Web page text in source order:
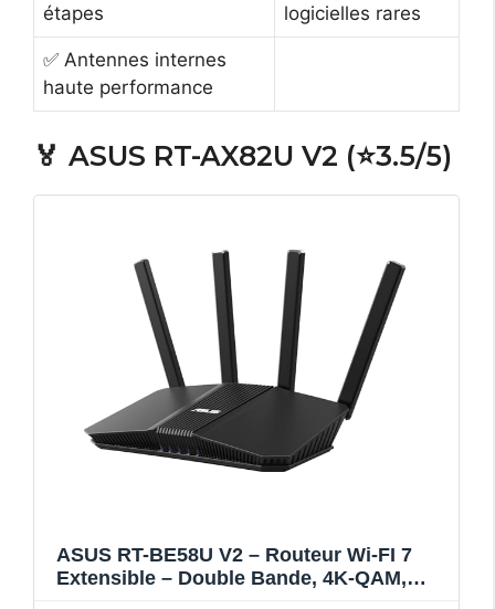
étapes
logicielles rares
✅ Antennes internes
haute performance
🏅 ASUS RT-AX82U V2 (⭐3.5/5)
ASUS RT-BE58U V2 – Routeur Wi-FI 7
Extensible – Double Bande, 4K-QAM,